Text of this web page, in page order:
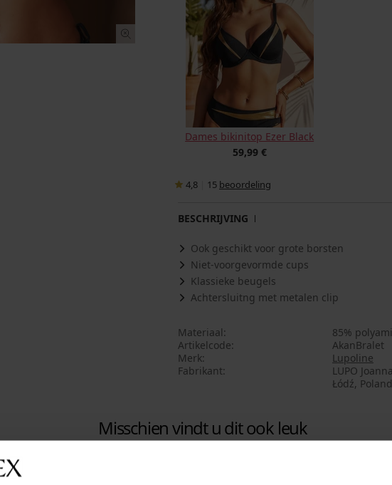
Dames bikinitop Ezer Black
59,99 €
4,8 15 beoordeling
BESCHRIJVING
Ook geschikt voor grote borsten
Niet-voorgevormde cups
Klassieke beugels
Achtersluitng met metalen clip
Materiaal
85%
Artikelcode
AkanBralet
Merk
Lupoline
Fabrikant
LUPO
Łódź,
Misschien vindt u dit ook leuk